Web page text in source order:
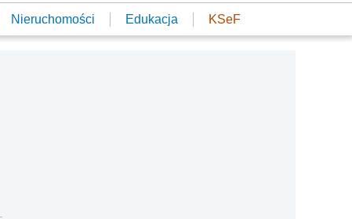
Nieruchomości Edukacja KSeF